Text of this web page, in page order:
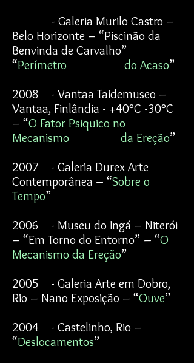
- Galeria Murilo Castro –
Belo Horizonte – “Piscinão da
Benvinda de Carvalho”
“Perímetro do Acaso”
2008 - Vantaa Taidemuseo –
Vantaa, Finlândia - +40°C -30°C
– “O Fator Psiquico no
Mecanismo da Ereção”
2007 - Galeria Durex Arte
Contemporânea – “Sobre o
Tempo”
2006 - Museu do Ingá – Niterói
– “Em Torno do Entorno” – “O
Mecanismo da Ereção”
2005 - Galeria Arte em Dobro,
Rio – Nano Exposição – “Ouve”
2004 - Castelinho, Rio –
“Deslocamentos”